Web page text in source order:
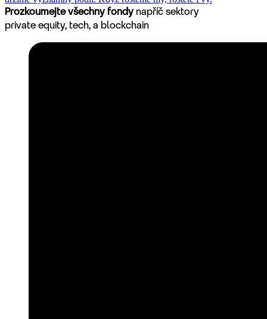
Prozkoumejte všechny fondy napříč sektory
private equity, tech, a blockchain